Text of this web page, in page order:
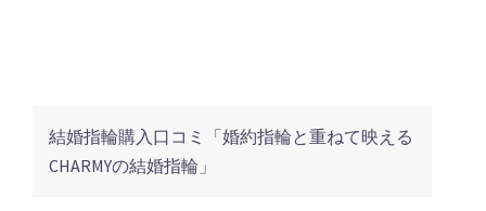
結婚指輪購入口コミ「婚約指輪と重ねて映える
CHARMYの結婚指輪」